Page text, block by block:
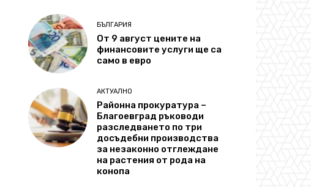
БЪЛГАРИЯ
От 9 август цените на
финансовите услуги ще са
само в евро
АКТУАЛНО
Районна прокуратура –
Благоевград ръководи
разследването по три
досъдебни производства
за незаконно отглеждане
на растения от рода на
конопа